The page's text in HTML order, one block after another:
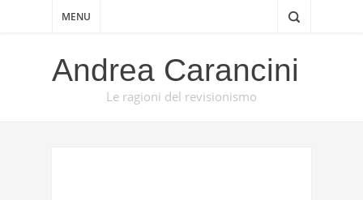
MENU
Andrea Carancini
Le ragioni del revisionismo